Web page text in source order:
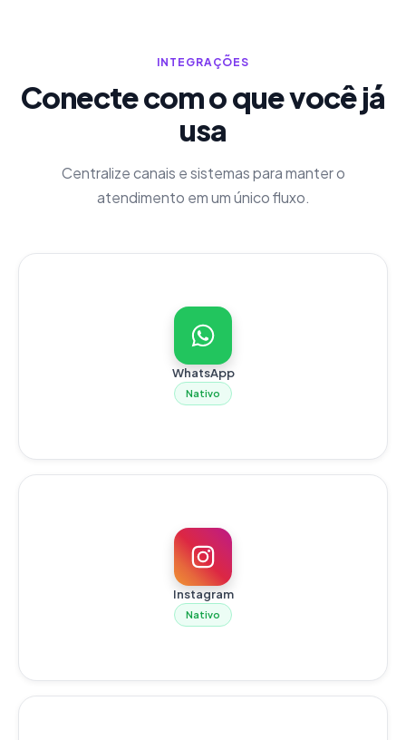
INTEGRAÇÕES
Conecte com o que você já
usa
Centralize canais e sistemas para manter o
atendimento em um único fluxo.
WhatsApp
Nativo
Instagram
Nativo